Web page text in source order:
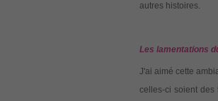
autres histoires.
Les lamentations
J'ai aimé cette
celles-ci soient